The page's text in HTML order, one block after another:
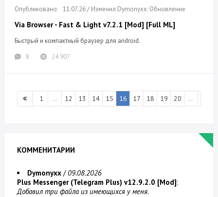
11.07.26 / Изменил Dymonyxx: Обновление
Via Browser - Fast & Light v7.2.1 [Mod] [Full ML]
Быстрый и компактный браузер для android.
8
24 907
1 ... 12 13 14 15 16 17 18 19 20 ...
КОММЕНИТАРИИ
Dymonyxx /09.08.2026
Plus Messenger (Telegram Plus) v12.9.2.0 [Mod]:
Добавил три файла из имеющихся у меня.